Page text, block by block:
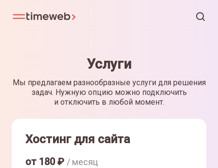
Услуги
Мы предлагаем разнообразные услуги для решения
задач. Нужную опцию можно подключить
и отключить в любой момент.
Хостинг для сайта
от 180₽ / месяц